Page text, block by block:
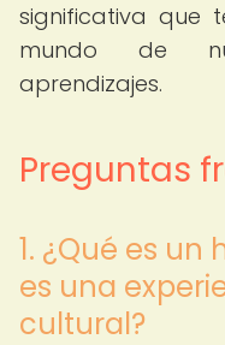
significativa que
mundo de
aprendizajes.
Preguntas
1. ¿Qué es
es una
cultural?